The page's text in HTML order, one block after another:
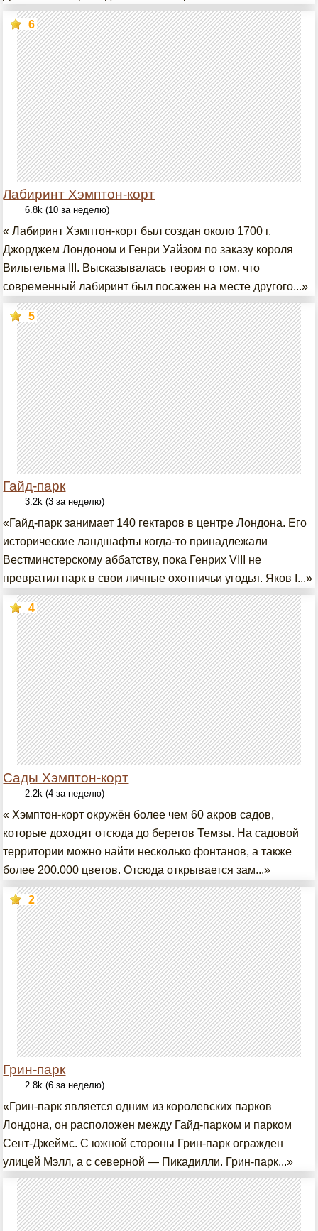
Лабиринт Хэмптон-корт
6
6.8k (10 за неделю)
« Лабиринт Хэмптон-корт был создан около 1700 г.
Джорджем Лондоном и Генри Уайзом по заказу короля
Вильгельма III. Высказывалась теория о том, что
современный лабиринт был посажен на месте другого...»
Гайд-парк
5
3.2k (3 за неделю)
«Гайд-парк занимает 140 гектаров в центре Лондона. Его
исторические ландшафты когда-то принадлежали
Вестминстерскому аббатству, пока Генрих VIII не
превратил парк в свои личные охотничьи угодья. Яков I...»
Сады Хэмптон-корт
4
2.2k (4 за неделю)
« Хэмптон-корт окружён более чем 60 акров садов,
которые доходят отсюда до берегов Темзы. На садовой
территории можно найти несколько фонтанов, а также
более 200.000 цветов. Отсюда открывается зам...»
Грин-парк
2
2.8k (6 за неделю)
«Грин-парк является одним из королевских парков
Лондона, он расположен между Гайд-парком и парком
Сент-Джеймс. С южной стороны Грин-парк огражден
улицей Мэлл, а с северной — Пикадилли. Грин-парк...»